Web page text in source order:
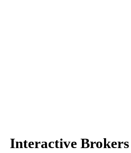
Interactive Brokers